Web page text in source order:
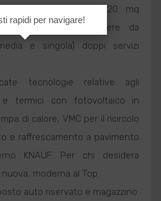
grande terrazza di 20 mq
e vivibile, tre camere da
e singola) doppi servizi
tecnologie relative agli
e termici con fotovoltaico in
di calore, VMC per il ricircolo
e raffrescamento a pavimento
KNAUF. Per chi desidera
moderna al Top.
auto riservato e magazzino.
rapidi per navigare!